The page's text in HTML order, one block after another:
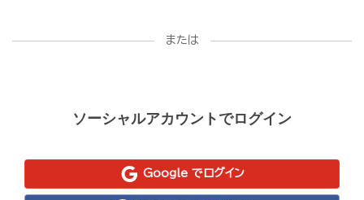
または
ソーシャルアカウントでログイン
Google でログイン